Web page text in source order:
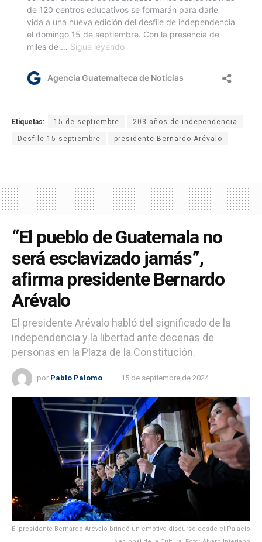
Etiquetas: 15 de septiembre 203 años de independencia
Desfile 15 septiembre presidente Bernardo Arévalo
“El pueblo de Guatemala no
será esclavizado jamás”,
afirma presidente Bernardo
Arévalo
El presidente Arévalo habló del significado de la
independencia y la libertad ante decenas de
personas en la Plaza de la Constitución.
por Pablo Palomo 15 de septiembre de 2024
El presidente Bernardo Arévalo brindó un emotivo discurso desde el Palacio